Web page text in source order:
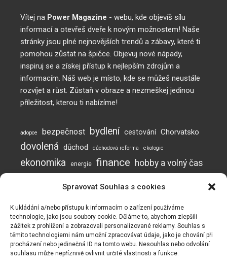
Spravovat Souhlas s cookies
K ukládání a/nebo přístupu k informacím o zařízení používáme
technologie, jako jsou soubory cookie. Děláme to, abychom zlepšili
zážitek z prohlížení a zobrazovali personalizované reklamy. Souhlas s
těmito technologiemi nám umožní zpracovávat údaje, jako je chování při
procházení nebo jedinečná ID na tomto webu. Nesouhlas nebo odvolání
souhlasu může nepříznivě ovlivnit určité vlastnosti a funkce.
Naše webové stránky používají soubory cookie ke zlepšení a
přizpůsobení vašeho zážitku a k zobrazování reklam (pokud
existují). Naše webové stránky mohou také obsahovat
soubory cookie od třetích stran, jako je Google Adsense,
Vítej na Power Magazine - webu, kde objevíš sílu
informací a otevřeš dveře k novým možnostem! Naše
stránky jsou plné nejnovějších trendů a zábavy, které ti
pomohou zůstat na špičce. Objevuj nové nápady,
inspiruj se a získej přístup k nejlepším zdrojům a
informacím. Náš web je místo, kde se můžeš neustále
rozvíjet a růst. Zůstaň v obraze a nezmeškej jedinou
příležitost, kterou ti nabízíme!
adopce bezpečnost bydlení cestování Chorvatsko
dovolená důchod důchodová reforma ekologie
ekonomika energie finance hobby a volný čas
mužská neplodnost
Neplodnost
pes plodnost podvod podvody potraviny prevence práce
psí online škola rady a tipy recyklace
spánek testosteron turismus valorizace vaření vzdělávání
výcvik psa zdraví